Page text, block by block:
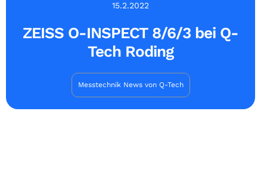
15.2.2022
ZEISS O-INSPECT 8/6/3 bei Q-
Tech Roding
Messtechnik News von Q-Tech